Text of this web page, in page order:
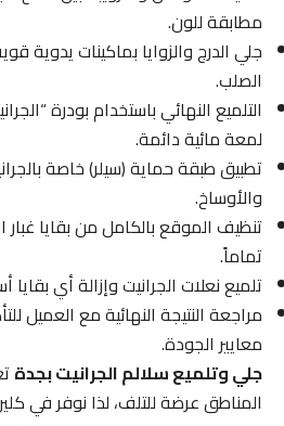
مطابقة للون.
جلي الدرج والزوايا بماكينات يدوية
الصلب.
التلميع النهائي باستخدام بودرة
لمعة مائية دائمة.
تطبيق طبقة حماية (سيلر) خاصة
والأوساخ.
تنظيف الموقع بالكامل من بقايا غبار
تماماً.
تلميع نعلات الجرانيت وإزالة أي بقايا
مراجعة النتيجة النهائية مع العميل
معايير الجودة.
جلي وتلميع سلالم الجرانيت بجدة
المناطق عرضة للتلف، لذا نوفر في